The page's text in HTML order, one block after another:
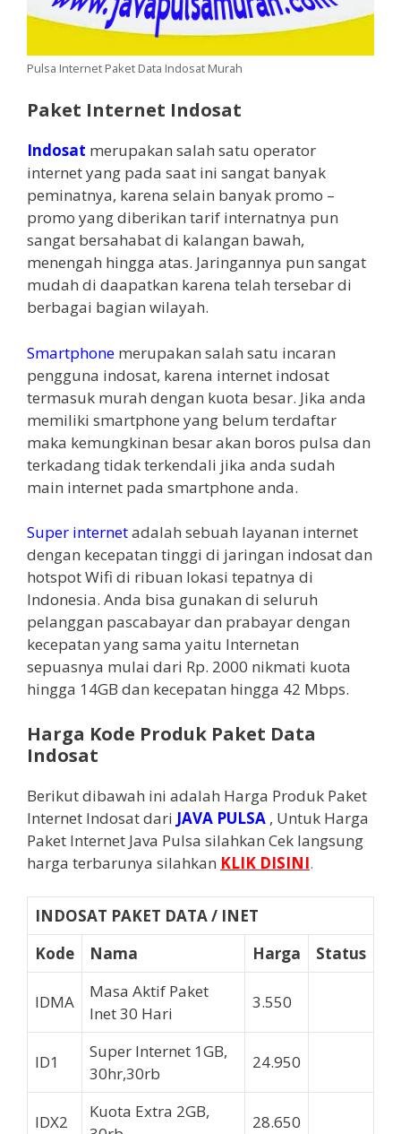
Pulsa Internet Paket Data Indosat Murah
Paket Internet Indosat
Indosat merupakan salah satu operator
internet yang pada saat ini sangat banyak
peminatnya, karena selain banyak promo –
promo yang diberikan tarif internatnya pun
sangat bersahabat di kalangan bawah,
menengah hingga atas. Jaringannya pun sangat
mudah di daapatkan karena telah tersebar di
berbagai bagian wilayah.
Smartphone merupakan salah satu incaran
pengguna indosat, karena internet indosat
termasuk murah dengan kuota besar. Jika anda
memiliki smartphone yang belum terdaftar
maka kemungkinan besar akan boros pulsa dan
terkadang tidak terkendali jika anda sudah
main internet pada smartphone anda.
Super internetadalah sebuah layanan internet
dengan kecepatan tinggi di jaringan indosat dan
hotspot Wifi di ribuan lokasi tepatnya di
Indonesia. Anda bisa gunakan di seluruh
pelanggan pascabayar dan prabayar dengan
kecepatan yang sama yaitu Internetan
sepuasnya mulai dari Rp. 2000 nikmati kuota
hingga 14GB dan kecepatan hingga 42 Mbps.
Harga Kode Produk Paket Data
Indosat
Berikut dibawah ini adalah Harga Produk Paket
Internet Indosat dari JAVA PULSA , Untuk Harga
Paket Internet Java Pulsa silahkan Cek langsung
harga terbarunya silahkan KLIK DISINI.
INDOSAT PAKET DATA / INET
Kode
Nama Harga Status
IDMA
Masa Aktif Paket
Inet 30 Hari
3.550
ID1
Super Internet 1GB,
30hr,30rb
24.950
IDX2
Kuota Extra 2GB,
28.650